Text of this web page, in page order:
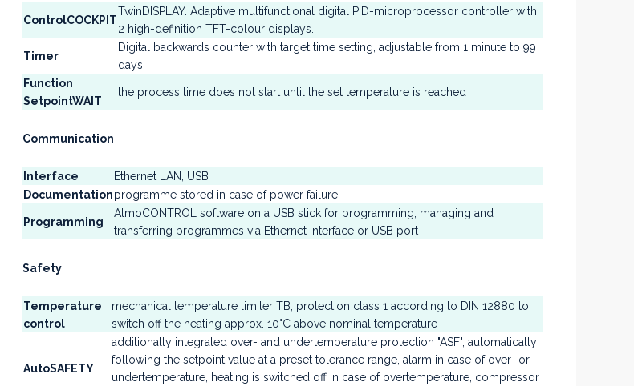
ControlCOCKPIT
TwinDISPLAY. Adaptive multifunctional digital PID-microprocessor controller with
2 high-definition TFT-colour displays.
Timer
Digital backwards counter with target time setting, adjustable from 1 minute to 99
days
Function
SetpointWAIT
the process time does not start until the set temperature is reached
Communication
Interface
Ethernet LAN, USB
Documentationprogramme stored in case of power failure
Programming
AtmoCONTROL software on a USB stick for programming, managing and
transferring programmes via Ethernet interface or USB port
Safety
Temperature
control
mechanical temperature limiter TB, protection class 1 according to DIN 12880 to
switch off the heating approx. 10°C above nominal temperature
AutoSAFETY
additionally integrated over- and undertemperature protection "ASF", automatically
following the setpoint value at a preset tolerance range, alarm in case of over- or
undertemperature, heating is switched off in case of overtemperature, compressor